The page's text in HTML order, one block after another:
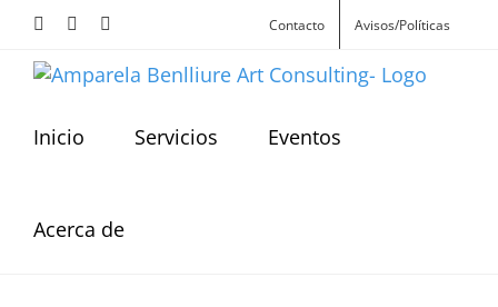
Skip
content
FacebookInstagram Contacto Avisos/Políticas
Inicio Servicios Eventos
Acerca de